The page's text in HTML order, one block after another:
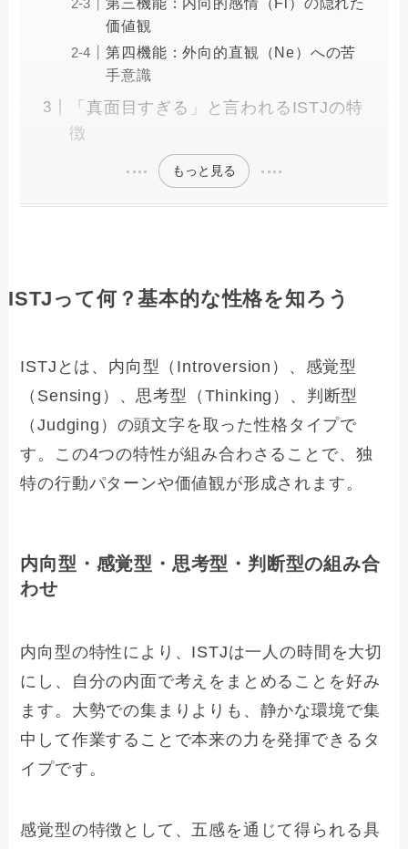
価値観
第四機能：外向的直観（Ne）への苦
手意識
「真面目すぎる」と言われるISTJの特
徴
もっと見る
ISTJって何？基本的な性格を知ろう
ISTJとは、内向型（Introversion）、感覚型
（Sensing）、思考型（Thinking）、判断型
（Judging）の頭文字を取った性格タイプで
す。この4つの特性が組み合わさることで、独
特の行動パターンや価値観が形成されます。
内向型・感覚型・思考型・判断型の組み合
わせ
内向型の特性により、ISTJは一人の時間を大切
にし、自分の内面で考えをまとめることを好み
ます。大勢での集まりよりも、静かな環境で集
中して作業することで本来の力を発揮できるタ
イプです。
感覚型の特徴として、五感を通じて得られる具